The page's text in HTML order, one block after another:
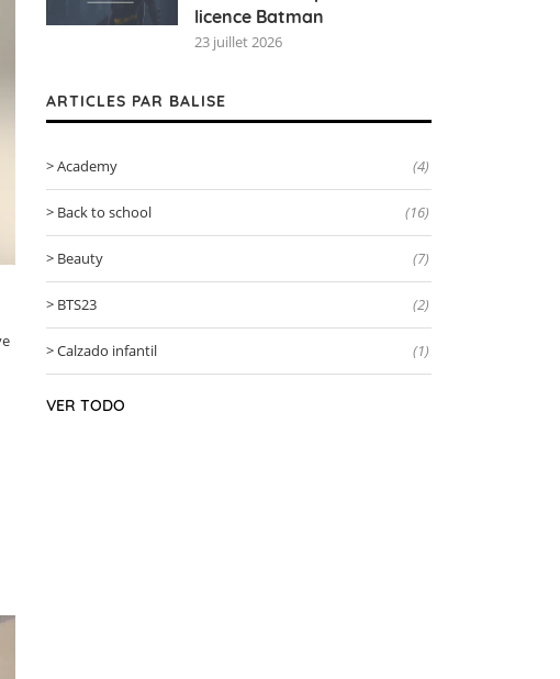
licence Batman
23 juillet 2026
ARTICLES PAR BALISE
Academy (4)
Back to school (16)
Beauty (7)
BTS23 (2)
Calzado infantil (1)
VER TODO